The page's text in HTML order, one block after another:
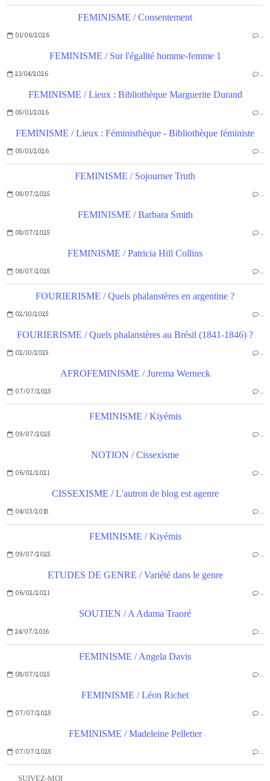
SUIVEZ-MOI
FEMINISME / Consentement
01/06/2026 …
FEMINISME / Sur l'égalité homme-femme 1
21/04/2026 …
FEMINISME / Lieux : Bibliothèque Marguerite Durand
05/01/2026 …
FEMINISME / Lieux : Féministhèque - Bibliothèque féministe
05/01/2026 …
FEMINISME / Sojourner Truth
08/07/2025 …
FEMINISME / Barbara Smith
08/07/2025 …
FEMINISME / Patricia Hill Collins
08/07/2025 …
FOURIERISME / Quels phalanstères en argentine ?
02/10/2025 …
FOURIERISME / Quels phalanstères au Brésil (1841-1846) ?
02/10/2025 …
AFROFEMINISME / Jurema Werneck
07/07/2025 …
FEMINISME / Kiyémis
09/07/2025 …
NOTION / Cissexisme
06/02/2021 …
CISSEXISME / L'autron de blog est agenre
04/03/2018 …
FEMINISME / Kiyémis
09/07/2025 …
ETUDES DE GENRE / Variété dans le genre
06/02/2021 …
SOUTIEN / A Adama Traoré
24/07/2016 …
FEMINISME / Angela Davis
08/07/2025 …
FEMINISME / Léon Richet
07/07/2025 …
FEMINISME / Madeleine Pelletier
07/07/2025 …